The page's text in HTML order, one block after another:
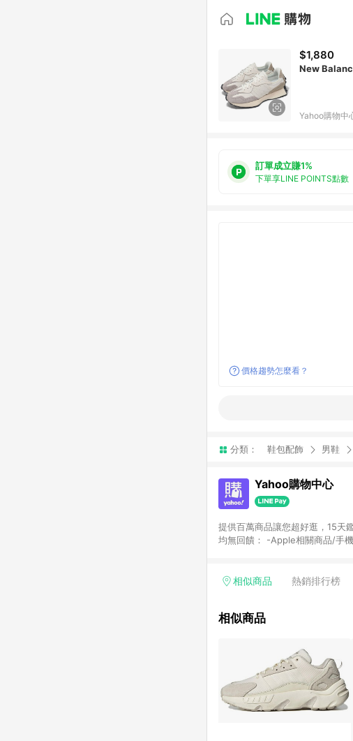
$1,880
New
Yahoo購物中
訂單成立賺1%
下單享LINE POINTS點數
價格趨勢怎麼看？
分類： 鞋包配飾 男鞋
Yahoo購物中心
提供百萬商品讓您超好逛，15天鑑賞期
均無回饋： -Apple相關商品/手
Yahoo超贈點回饋者 - 購物中心
相似商品 熱銷排行榜
相似商品